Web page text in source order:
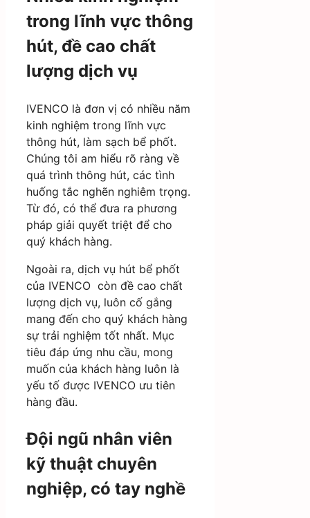
trong lĩnh vực thông
hút, đề cao chất
lượng dịch vụ
IVENCO là đơn vị có nhiều năm
kinh nghiệm trong lĩnh vực
thông hút, làm sạch bể phốt.
Chúng tôi am hiểu rõ ràng về
quá trình thông hút, các tình
huống tắc nghẽn nghiêm trọng.
Từ đó, có thể đưa ra phương
pháp giải quyết triệt để cho
quý khách hàng.
Ngoài ra, dịch vụ hút bể phốt
của IVENCO còn đề cao chất
lượng dịch vụ, luôn cố gắng
mang đến cho quý khách hàng
sự trải nghiệm tốt nhất. Mục
tiêu đáp ứng nhu cầu, mong
muốn của khách hàng luôn là
yếu tố được IVENCO ưu tiên
hàng đầu.
Đội ngũ nhân viên
kỹ thuật chuyên
nghiệp, có tay nghề